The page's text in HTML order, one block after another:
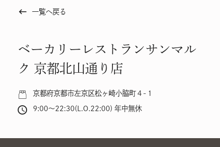
keyboard_backspace 一覧へ戻る
ベーカリーレストランサンマル
ク 京都北山通り店
京都府京都市左京区松ヶ崎小脇町４-１
9:00～22:30(L.O.22:00) 年中無休